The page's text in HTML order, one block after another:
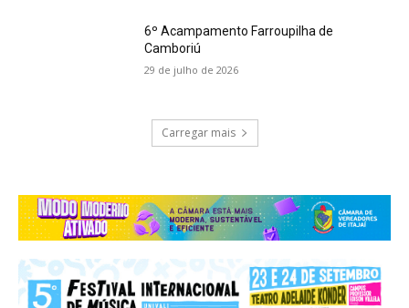
6º Acampamento Farroupilha de
Camboriú
29 de julho de 2026
Carregar mais